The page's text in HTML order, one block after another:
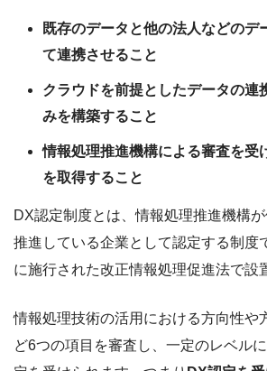
既存のデータと他の法人などのデ
て連携させること
クラウドを前提としたデータの連
みを構築すること
情報処理推進機構による審査を受
を取得すること
DX認定制度とは、情報処理推進機構
推進している企業として認定する制度
に施行された改正情報処理促進法で設
情報処理技術の活用における方向性や
ど6つの項目を審査し、一定のレベル